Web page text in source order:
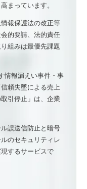
まっています。
報保護法の改正等
的要請、法的責任
組みは最優先課題
情報漏えい事件・事
頼失墜による売上
引停止」は、企業
誤送信防止と暗号
のセキュリティレ
するサービスで